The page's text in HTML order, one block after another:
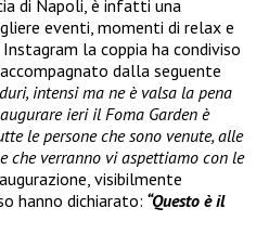
di Napoli, è infatti una
eventi, momenti di relax e
la coppia ha condiviso
dalla seguente
intensi ma ne è valsa la pena
ieri il Foma Garden è
le persone che sono venute, alle
che verranno vi aspettiamo con le
visibilmente
hanno dichiarato: “Questo è il